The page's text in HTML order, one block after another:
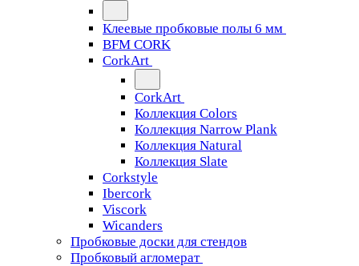
Клеевые пробковые полы 6 мм
BFM CORK
CorkArt
CorkArt
Коллекция Colors
Коллекция Narrow Plank
Коллекция Natural
Коллекция Slate
Corkstyle
Ibercork
Viscork
Wicanders
Пробковые доски для стендов
Пробковый агломерат